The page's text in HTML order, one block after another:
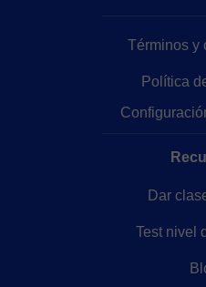
Términos y
Política
Dar
Test nivel